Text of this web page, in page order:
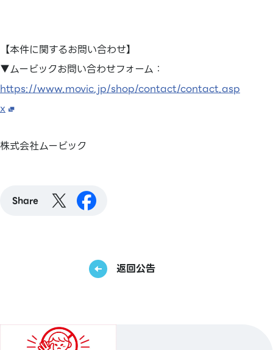
【本件に関するお問い合わせ】
▼ムービックお問い合わせフォーム：
https://www.movic.jp/shop/contact/contact.asp
x
株式会社ムービック
Share
返回公告